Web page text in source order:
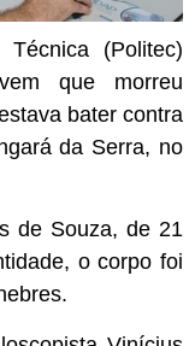
(Politec)
que morreu
bater contra
da Serra, no
de Souza, de 21
o corpo foi